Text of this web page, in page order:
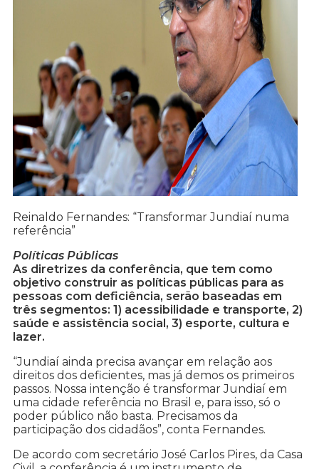
Reinaldo Fernandes: “Transformar Jundiaí numa
referência”
Políticas Públicas
As diretrizes da conferência, que tem como
objetivo construir as políticas públicas para as
pessoas com deficiência, serão baseadas em
três segmentos: 1) acessibilidade e transporte, 2)
saúde e assistência social, 3) esporte, cultura e
lazer.
“Jundiaí ainda precisa avançar em relação aos
direitos dos deficientes, mas já demos os primeiros
passos. Nossa intenção é transformar Jundiaí em
uma cidade referência no Brasil e, para isso, só o
poder público não basta. Precisamos da
participação dos cidadãos”, conta Fernandes.
De acordo com secretário José Carlos Pires, da Casa